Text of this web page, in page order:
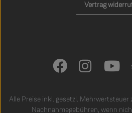
Vertrag
Alle Preise inkl. gesetzl. Mehrwertsteuer
Nachnahmegebühren, wenn